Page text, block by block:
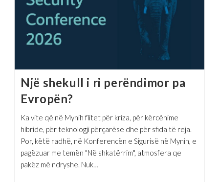
Një shekull i ri perëndimor pa
Evropën?
Ka vite që në Mynih flitet për kriza, për kërcënime
hibride, për teknologji përçarëse dhe për sfida të reja.
Por, këtë radhë, në Konferencën e Sigurisë në Mynih, e
pagëzuar me temën "Në shkatërrim", atmosfera qe
pakëz më ndryshe. Nuk…